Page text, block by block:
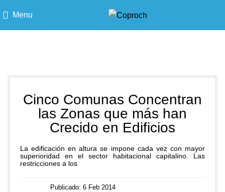
Menu
Cinco Comunas Concentran
las Zonas que más han
Crecido en Edificios
La edificación en altura se impone cada vez con mayor
superioridad en el sector habitacional capitalino. Las
restricciones a los
Publicado: 6 Feb 2014